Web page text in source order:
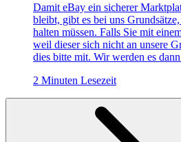
Damit eBay ein sicherer
bleibt, gibt es bei uns
halten müssen. Falls Sie mit
weil dieser sich nicht an unsere
dies bitte mit. Wir werden es
2 Minuten Lesezeit